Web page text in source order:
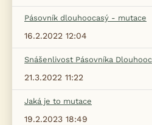
Pásovník dlouhoocasý - mutace
16.2.2022 12:04
Snášenlivost Pásovníka
21.3.2022 11:22
Jaká je to mutace
19.2.2023 18:49